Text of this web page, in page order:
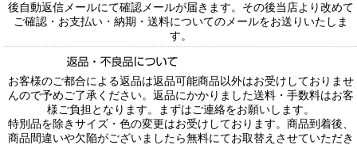
後自動返信メールにて確認メールが届きます。その後当店より改めて
ご確認・お支払い・納期・送料についてのメールをお送りいたしま
す。
お客様のご都合による返品は返品可能商品以外はお受けしておりませ
んので予めご了承ください。返品にかかりました送料・手数料はお客
様ご負担となります。まずはご連絡をお願いします。
特別品を除きサイズ・色の変更はお受けしております。商品到着後、
商品間違いや欠陥がございましたら無料にてお取替えさせていただき